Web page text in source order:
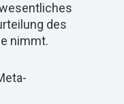
des
nimmt.